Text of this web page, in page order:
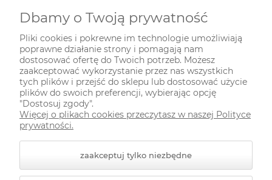
INFORMACJE
ODWIEDŹ NAS NA
Dbamy o Twoją prywatność
Pliki cookies i pokrewne im technologie umożliwiają
poprawne działanie strony i pomagają nam
dostosować ofertę do Twoich potrzeb. Możesz
zaakceptować wykorzystanie przez nas wszystkich
tych plików i przejść do sklepu lub dostosować użycie
plików do swoich preferencji, wybierając opcję
"Dostosuj zgody".
Więcej o plikach cookies przeczytasz w naszej Polityce
prywatności.
zaakceptuj tylko niezbędne